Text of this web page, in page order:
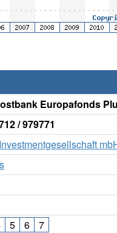
Europafonds
/ 979771
5 6
7